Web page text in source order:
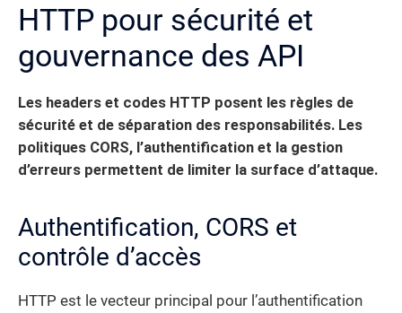
HTTP pour sécurité et
gouvernance des API
Les headers et codes HTTP posent les règles de
sécurité et de séparation des responsabilités. Les
politiques CORS, l’authentification et la gestion
d’erreurs permettent de limiter la surface d’attaque.
Authentification, CORS et
contrôle d’accès
HTTP est le vecteur principal pour l’authentification